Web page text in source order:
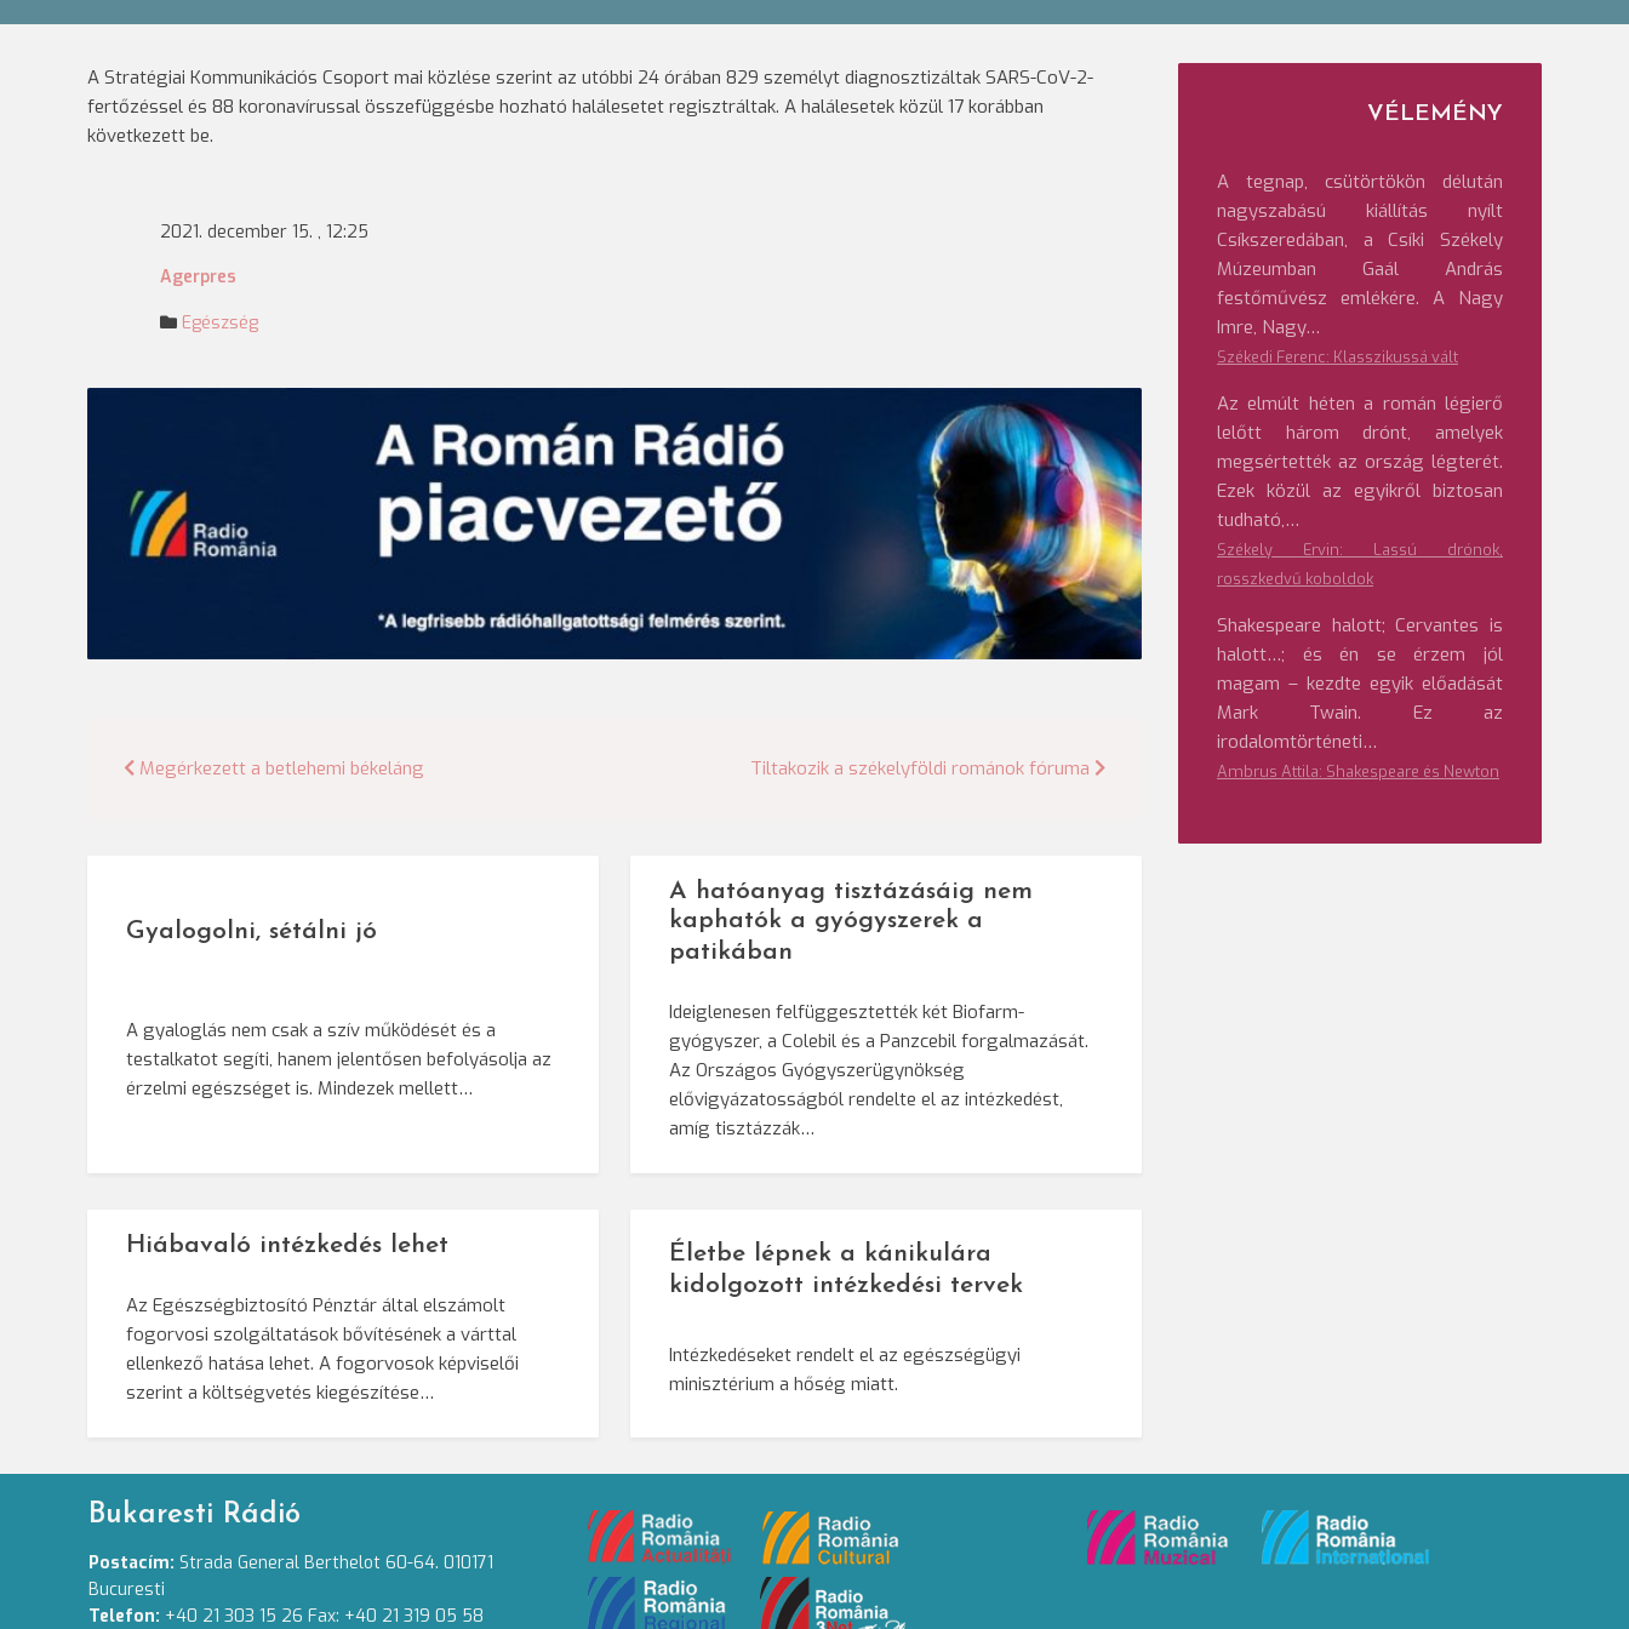
A Stratégiai Kommunikációs Csoport mai közlése szerint az utóbbi 24 órában 829 személyt diagnosztizáltak SARS-CoV-2-
fertőzéssel és 88 koronavírussal összefüggésbe hozható halálesetet regisztráltak. A halálesetek közül 17 korábban
következett be.
2021. december 15. , 12:25
Agerpres
Egészség
Bejegyzés
Megérkezett a betlehemi békeláng Tiltakozik a székelyföldi románok fóruma
Gyalogolni, sétálni jó
A gyaloglás nem csak a szív működését és a
testalkatot segíti, hanem jelentősen befolyásolja az
érzelmi egészséget is. Mindezek mellett…
A hatóanyag tisztázásáig nem
kaphatók a gyógyszerek a
patikában
Ideiglenesen felfüggesztették két Biofarm-
gyógyszer, a Colebil és a Panzcebil forgalmazását.
Az Országos Gyógyszerügynökség
elővigyázatosságból rendelte el az intézkedést,
amíg tisztázzák…
Hiábavaló intézkedés lehet
Az Egészségbiztosító Pénztár által elszámolt
fogorvosi szolgáltatások bővítésének a várttal
ellenkező hatása lehet. A fogorvosok képviselői
szerint a költségvetés kiegészítése…
Életbe lépnek a kánikulára
kidolgozott intézkedési tervek
Intézkedéseket rendelt el az egészségügyi
minisztérium a hőség miatt.
VÉLEMÉNY
A tegnap, csütörtökön délután
nagyszabású kiállítás nyílt
Csíkszeredában, a Csíki Székely
Múzeumban Gaál András
festőművész emlékére. A Nagy
Imre, Nagy…
Székedi Ferenc: Klasszikussá vált
Az elmúlt héten a román légierő
lelőtt három drónt, amelyek
megsértették az ország légterét.
Ezek közül az egyikről biztosan
tudható,…
Székely Ervin: Lassú drónok,
rosszkedvű koboldok
Shakespeare halott; Cervantes is
halott…; és én se érzem jól
magam – kezdte egyik előadását
Mark Twain. Ez az
irodalomtörténeti…
Ambrus Attila: Shakespeare és Newton
Bukaresti Rádió
Postacím: Strada General Berthelot 60-64. 010171
Bucuresti
Telefon: +40 21 303 15 26 Fax: +40 21 319 05 58